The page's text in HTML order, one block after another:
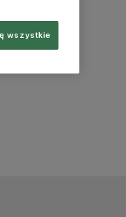
wszystkie